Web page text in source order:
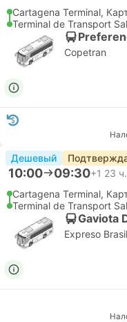
Cartagena Terminal,
Terminal de Transport
Copetran
Дешевый
10:00 09:30+1 23
Cartagena Terminal,
Terminal de Transport
Gaviota
Expreso